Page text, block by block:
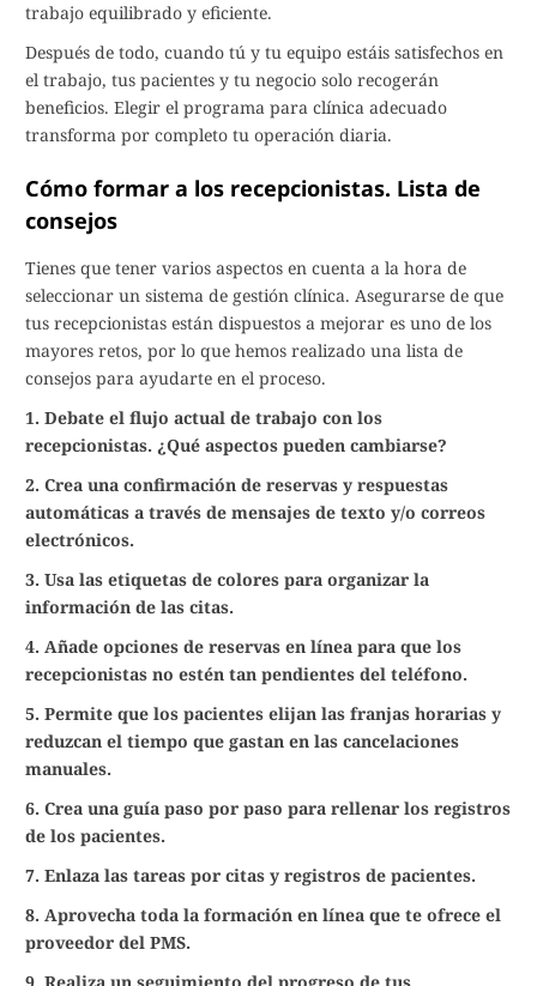
trabajo equilibrado y eficiente.
Después de todo, cuando tú y tu equipo estáis satisfechos en
el trabajo, tus pacientes y tu negocio solo recogerán
beneficios. Elegir el programa para clínica adecuado
transforma por completo tu operación diaria.
Cómo formar a los recepcionistas. Lista de
consejos
Tienes que tener varios aspectos en cuenta a la hora de
seleccionar un sistema de gestión clínica. Asegurarse de que
tus recepcionistas están dispuestos a mejorar es uno de los
mayores retos, por lo que hemos realizado una lista de
consejos para ayudarte en el proceso.
1. Debate el flujo actual de trabajo con los
recepcionistas. ¿Qué aspectos pueden cambiarse?
2. Crea una confirmación de reservas y respuestas
automáticas a través de mensajes de texto y/o correos
electrónicos.
3. Usa las etiquetas de colores para organizar la
información de las citas.
4. Añade opciones de reservas en línea para que los
recepcionistas no estén tan pendientes del teléfono.
5. Permite que los pacientes elijan las franjas horarias y
reduzcan el tiempo que gastan en las cancelaciones
manuales.
6. Crea una guía paso por paso para rellenar los registros
de los pacientes.
7. Enlaza las tareas por citas y registros de pacientes.
8. Aprovecha toda la formación en línea que te ofrece el
proveedor del PMS.